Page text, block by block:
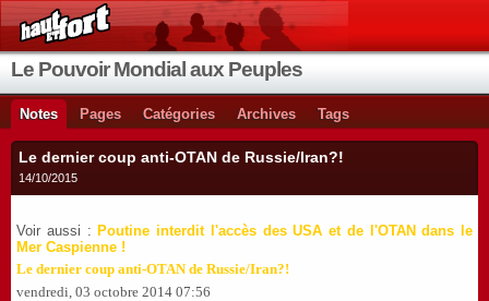
Le Pouvoir Mondial aux Peuples
Notes Pages Catégories Archives Tags
Le dernier coup anti-OTAN de Russie/Iran?!
14/10/2015
Voir aussi : Poutine interdit l'accès des USA et de l'OTAN dans le
Mer Caspienne !
Le dernier coup anti-OTAN de Russie/Iran?!
vendredi, 03 octobre 2014 07:56